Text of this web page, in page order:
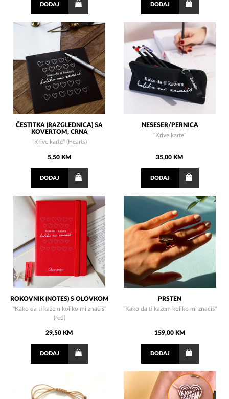
DODAJ DODAJ
ČESTITKA (RAZGLEDNICA) SA
KOVERTOM, CRNA
"Krive karte" (Hearts)
5,50 KM
DODAJ
NESESER/PERNICA
"Krive karte"
35,00 KM
DODAJ
ROKOVNIK (NOTES) S OLOVKOM
"Kako da ti kažem koliko mi značiš"
(red)
29,50 KM
DODAJ
PRSTEN
"Kako da ti kažem koliko mi značiš"
159,00 KM
DODAJ